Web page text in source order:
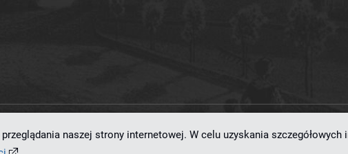
7.0.0-SNAPSHOT opracowanemu przezPoznańskie Centrum
naszej strony internetowej. W celu uzyskania szczegółowych